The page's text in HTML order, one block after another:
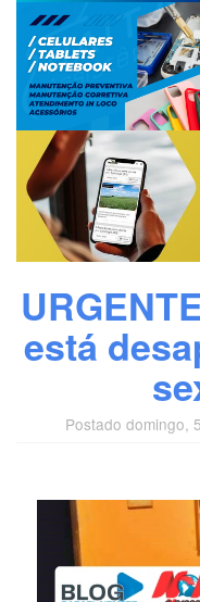
está
Postado domingo,